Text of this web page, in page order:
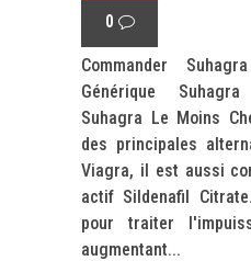
0
Commander
Générique
Suhagra Le Moins
des principales
Viagra, il est aussi
actif Sildenafil
pour traiter
augmentant...